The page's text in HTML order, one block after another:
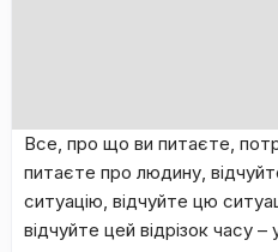
Все, про що ви питаєте,
питаєте про людину,
ситуацію, відчуйте цю
відчуйте цей відрізок часу